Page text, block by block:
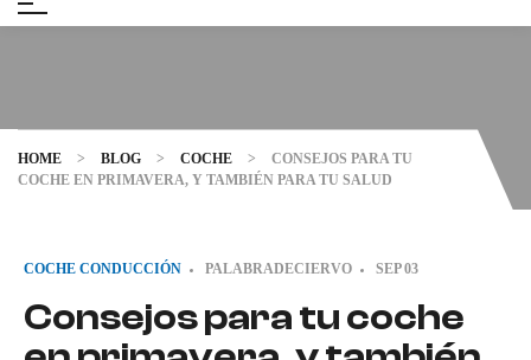
HOME > BLOG > COCHE >
CONSEJOS PARA TU
COCHE EN PRIMAVERA, Y TAMBIÉN PARA TU SALUD
COCHE CONDUCCIÓN PALABRADECIERVO SEP03
Consejos para tu coche